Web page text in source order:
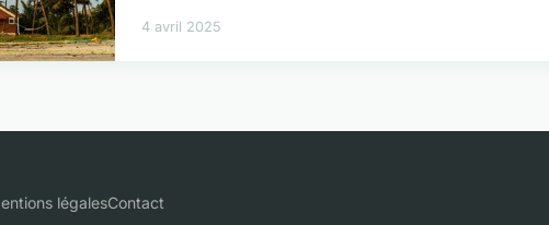
4 avril 2025
légalesContact